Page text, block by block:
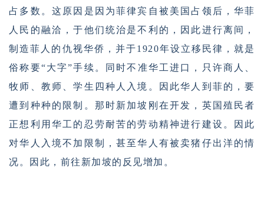
占多数。这原因是因为菲律宾自被美国占领后，华菲
人民的融洽，于他们统治是不利的，因此进行离间，
制造菲人的仇视华侨，并于1920年设立移民律，就是
俗称要“大字”手续。同时不准华工进口，只许商人、
牧师、教师、学生四种人入境。因此华人到菲的，要
遭到种种的限制。那时新加坡刚在开发，英国殖民者
正想利用华工的忍劳耐苦的劳动精神进行建设。因此
对华人入境不加限制，甚至华人有被卖猪仔出洋的情
况。因此，前往新加坡的反见增加。